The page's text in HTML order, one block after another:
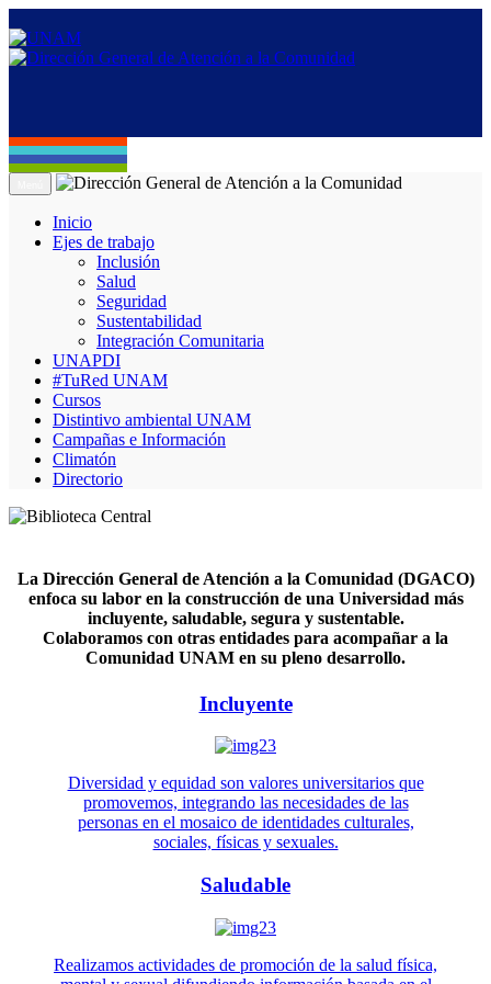
Inicio
Ejes de trabajo
Inclusión
Salud
Seguridad
Sustentabilidad
Integración Comunitaria
UNAPDI
#TuRed UNAM
Cursos
Distintivo ambiental UNAM
Campañas e Información
Climatón
Directorio
La Dirección General de Atención a la Comunidad (DGACO)
enfoca su labor en la construcción de una Universidad más
incluyente, saludable, segura y sustentable.
Colaboramos con otras entidades para acompañar a la
Comunidad UNAM en su pleno desarrollo.
Incluyente
Diversidad y equidad son valores universitarios que
promovemos, integrando las necesidades de las
personas en el mosaico de identidades culturales,
sociales, físicas y sexuales.
Saludable
Realizamos actividades de promoción de la salud física,